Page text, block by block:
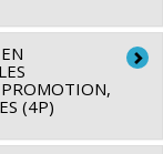
,Sherri Lynn
,Gilles
,Michel
,Michel
(4P)